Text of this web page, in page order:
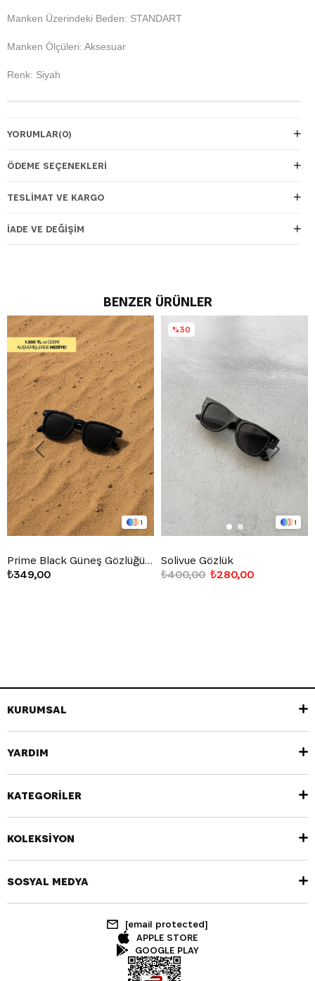
Manken Üzerindeki Beden: STANDART
Manken Ölçüleri: Aksesuar
Renk: Siyah
YORUMLAR(0)
ÖDEME SEÇENEKLERI
TESLIMAT VE KARGO
İADE VE DEĞIŞIM
BENZER ÜRÜNLER
1
Prime Black Güneş Gözlüğü Siyah
₺349,00
1
Solivue Gözlük
₺280,00
₺400,00
%30
KURUMSAL
YARDIM
KATEGORİLER
KOLEKSİYON
SOSYAL MEDYA
[email protected]
APPLE STORE
GOOGLE PLAY